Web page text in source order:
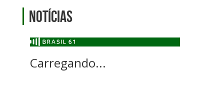
Notícias
Carregando...